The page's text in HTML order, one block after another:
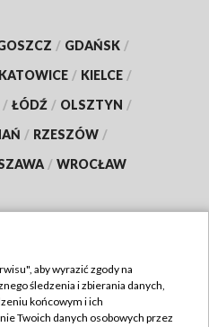
/ GDAŃSK /
KATOWICE / KIELCE /
/ ŁÓDŹ / OLSZTYN /
/ RZESZÓW /
/ WROCŁAW
TVP
TVP
aby wyrazić zgody na
śledzenia i zbierania danych,
końcowym i ich
Twoich danych osobowych przez